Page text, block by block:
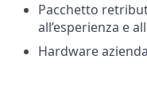
Pacchetto
all’esperienza e
Hardware